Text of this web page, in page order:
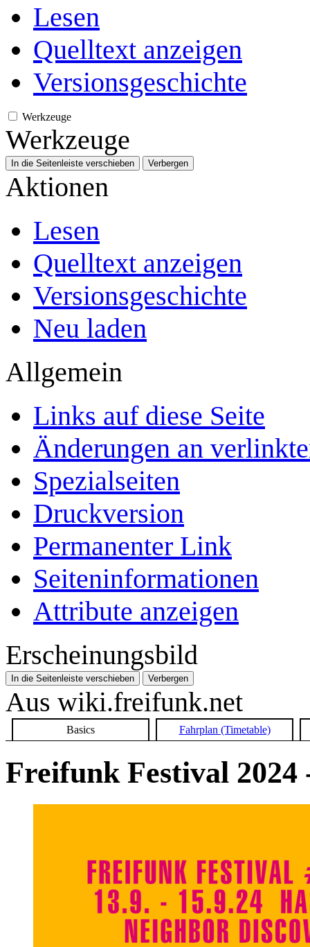
Lesen
Quelltext anzeigen
Versionsgeschichte
Werkzeuge
Werkzeuge
In die Seitenleiste verschieben Verbergen
Aktionen
Lesen
Quelltext anzeigen
Versionsgeschichte
Neu laden
Allgemein
Links auf diese Seite
Änderungen an
Spezialseiten
Druckversion
Permanenter Link
Seiten­­informationen
Attribute anzeigen
Erscheinungsbild
In die Seitenleiste verschieben Verbergen
Aus wiki.freifunk.net
Basics Fahrplan (Timetable)
Freifunk Festival 2024